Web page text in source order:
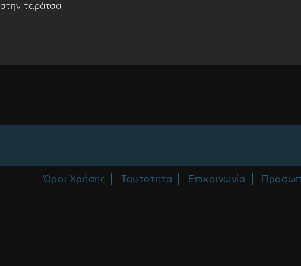
στην ταράτσα
Όροι Χρήσης Ταυτότητα Επικοινωνία